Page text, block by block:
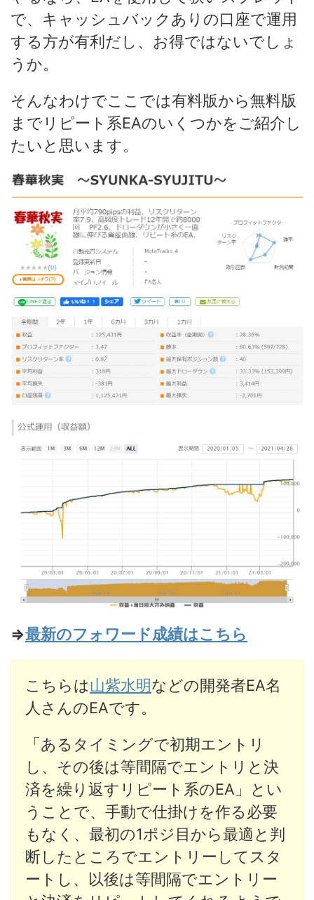
で、キャッシュバックありの口座で運用
する方が有利だし、お得ではないでしょ
うか。
そんなわけでここでは有料版から無料版
までリピート系EAのいくつかをご紹介し
たいと思います。
⇒最新のフォワード成績はこちら
こちらは山紫水明などの開発者EA名
人さんのEAです。
「あるタイミングで初期エントリ
し、その後は等間隔でエントリと決
済を繰り返すリピート系のEA」とい
うことで、手動で仕掛けを作る必要
もなく、最初の1ポジ目から最適と判
断したところでエントリーしてスタ
ートし、以後は等間隔でエントリー